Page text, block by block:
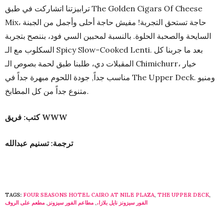
ترابيزتنا اتشاركت في طبق The Golden Cigars Of Cheese
Mix، حاجة تستحق التجربة! مفيش حاجة أحلى وأجمل من الجبنة
السايحة والصحبة الحلوة. بالنسبة لمحبين السي فود، بننصح بتجربة
السكلوب مع الـ Spicy Slow-Cooked Lenti. بعد ما جربنا كل
المقبلات دي، طلبنا طبق لحمة بصوص الـ Chimichurr، خيار
مناسب جداً, جودة اللحوم مبهرة جداً في The Upper Deck. ومنيو
متنوع جداً من كل المطابخ.
كتب: فريقWWW
ترجمة: تسنيم عبدالله
TAGS: FOUR SEASONS HOTEL CAIRO AT NILE PLAZA, THE UPPER DECK,
الفور سيزونز نايل بلازا،, مطاعم الفور سيزونز , مطعم على الروف